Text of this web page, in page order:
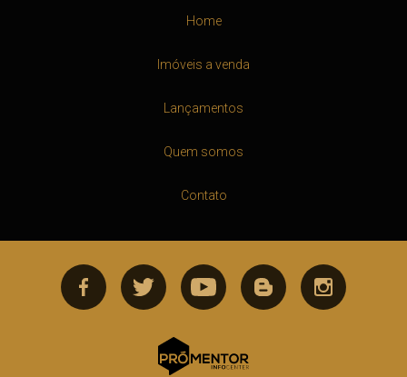
Home
Imóveis a venda
Lançamentos
Quem somos
Contato